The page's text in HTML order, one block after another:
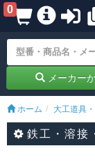
0
メーカー
ホーム 大工道具
鉄工・溶接